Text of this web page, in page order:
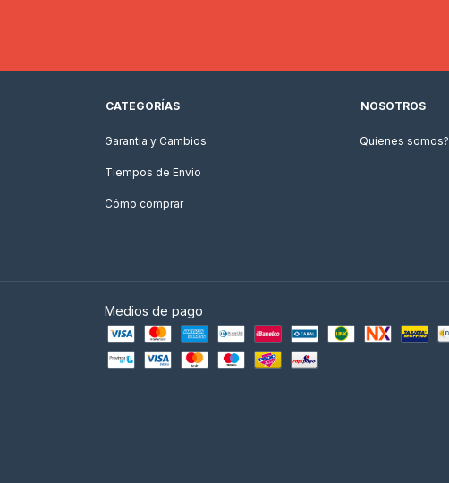
CATEGORÍAS
Garantia y Cambios
Tiempos de Envio
Cómo comprar
NOSOTROS
Quienes somos?
Medios de pago